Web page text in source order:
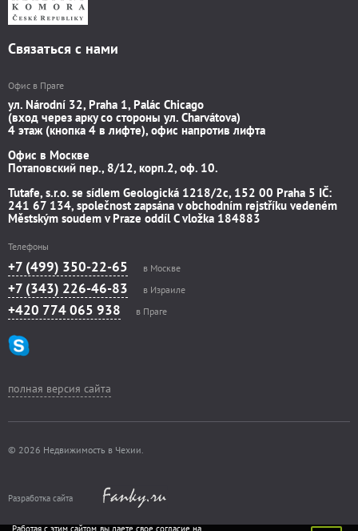
Связаться с нами
Офис в Праге
ул. Národní 32, Praha 1, Palác Chicago
(вход через арку со стороны ул. Charvátova)
4 этаж (кнопка 4 в лифте), офис напротив лифта
Офис в Москве
Потаповский пер., 8/12, корп.2, оф. 10.
Tutafe, s.r.o. se sídlem Geologická 1218/2c, 152 00 Praha 5 IČ:
241 67 134, společnost zapsána v obchodním rejstříku vedeném
Městským soudem v Praze oddíl C vložka 184883
Телефоны
+7 (499) 350-22-65 в Москве
+7 (343) 226-46-83 в Израиле
+420 774 065 938 в Праге
полная версия сайта
© 2026 Недвижимость в Чехии.
Разработка сайта
Работая с этим сайтом, вы даете свое согласие на